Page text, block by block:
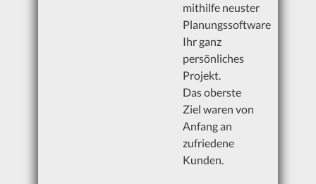
mithilfe neuster
Planungssoftware
Ihr ganz
persönliches
Projekt.
Das oberste
Ziel waren von
Anfang an
zufriedene
Kunden.